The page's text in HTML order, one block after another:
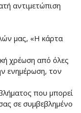
αντιμετώπιση
μας, «Η κάρτα
χρέωση από όλες
ενημέρωση, τον
που μπορεί
σε συμβεβλημένο